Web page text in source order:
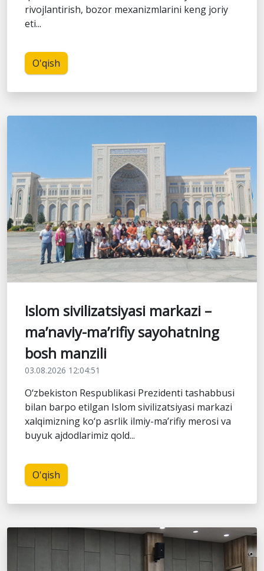
rivojlantirish, bozor mexanizmlarini keng joriy
eti...
O'qish
Islom sivilizatsiyasi markazi –
ma’naviy-ma’rifiy sayohatning
bosh manzili
03.08.2026 12:04:51
O‘zbekiston Respublikasi Prezidenti tashabbusi
bilan barpo etilgan Islom sivilizatsiyasi markazi
xalqimizning ko‘p asrlik ilmiy-ma’rifiy merosi va
buyuk ajdodlarimiz qold...
O'qish